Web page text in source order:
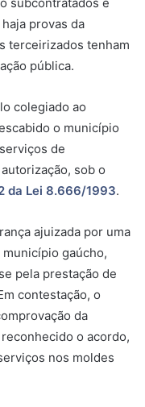
provas da
terceirizados tenham
pública.
colegiado ao
o município
de
sob o
da Lei 8.666/1993.
ajuizada por uma
gaúcho,
pela prestação de
contestação, o
da
o acordo,
nos moldes